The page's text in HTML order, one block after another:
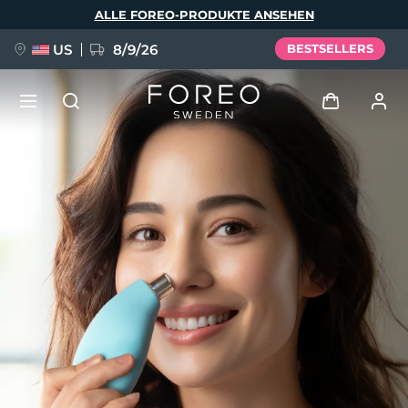
ALLE FOREO-PRODUKTE ANSEHEN
US 8/9/26 BESTSELLERS
Anmelden
Benutzerkonto
Meine Geräte
Meine Bestellungen
Meine Adressen
Meine Abonnements
FAQ™ Pure Beauty-Tech Elixir
BREAKING NEWS
issa™ Teeth Whitening Set
Sprache
English Deutsch
Español
Français
Italiano
Português
Polski
Svenska
Русский
Türkçe
简体中文 繁體中文